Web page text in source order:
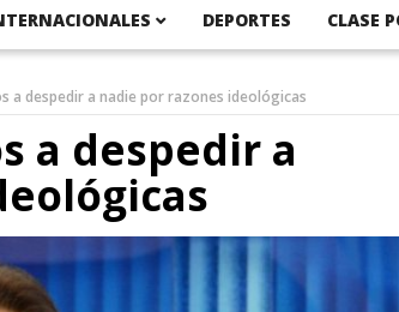
DEPORTES CLASE
a despedir a nadie por razones ideológicas
a despedir a